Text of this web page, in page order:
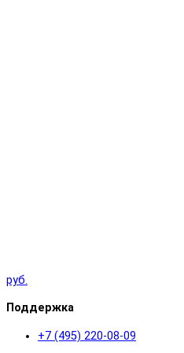
руб.
Поддержка
+7 (495) 220-08-09